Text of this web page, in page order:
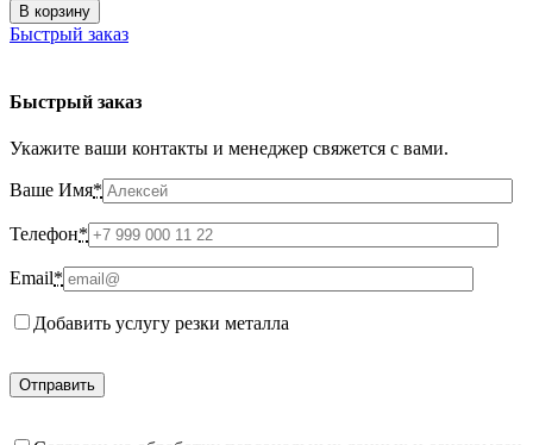
В корзину
Быстрый заказ
Быстрый заказ
Укажите ваши контакты и менеджер свяжется с вами.
Ваше Имя*
Телефон*
Email*
Добавить услугу резки металла